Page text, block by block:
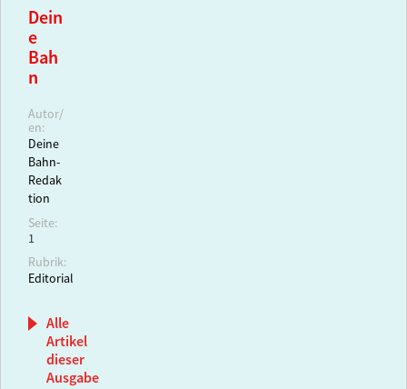
Dein
e
Bah
n
Autor/
en:
Deine
Bahn-
Redak
tion
Seite:
1
Rubrik:
Editorial
Alle
Artikel
dieser
Ausgabe